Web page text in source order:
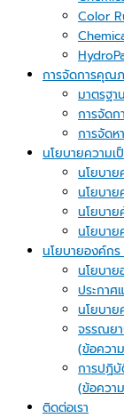
Color
การจัดการคุณ
มาตรฐ
การจัด
การจัด
นโยบายความ
นโยบา
นโยบา
นโยบา
นโยบา
นโยบายองค์กร
นโยบา
ประกาศ
นโยบา
จรรณย
(ข้อควา
การปฏิบั
(ข้อควา
ติดต่อเรา